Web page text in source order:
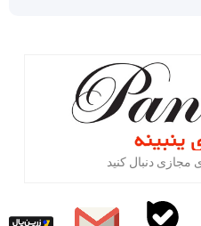
دنبال کنید